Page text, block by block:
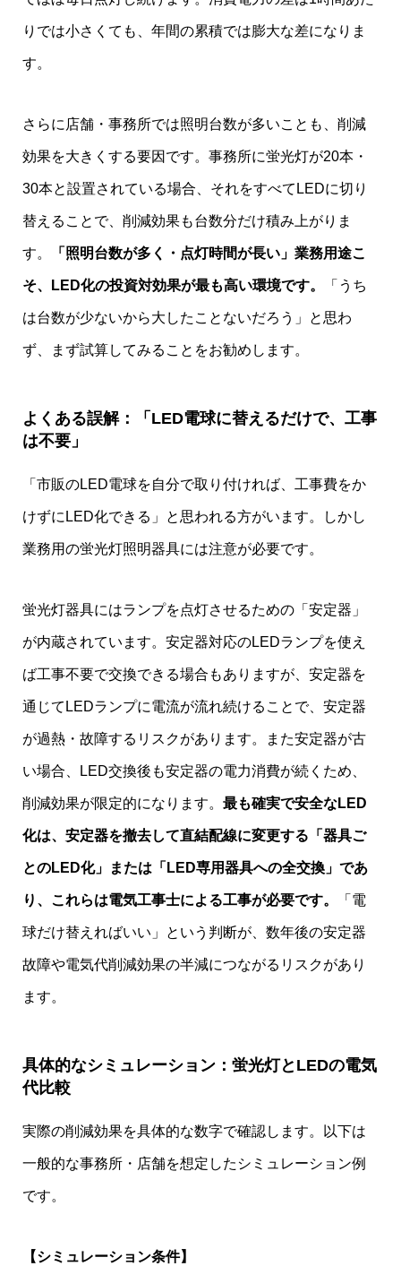
りでは小さくても、年間の累積では膨大な差になりま
す。
さらに店舗・事務所では照明台数が多いことも、削減
効果を大きくする要因です。事務所に蛍光灯が20本・
30本と設置されている場合、それをすべてLEDに切り
替えることで、削減効果も台数分だけ積み上がりま
す。 「照明台数が多く・点灯時間が長い」業務用途こ
そ、LED化の投資対効果が最も高い環境です。 「うち
は台数が少ないから大したことないだろう」と思わ
ず、まず試算してみることをお勧めします。
よくある誤解：「LED電球に替えるだけで、工事
は不要」
「市販のLED電球を自分で取り付ければ、工事費をか
けずにLED化できる」と思われる方がいます。しかし
業務用の蛍光灯照明器具には注意が必要です。
蛍光灯器具にはランプを点灯させるための「安定器」
が内蔵されています。安定器対応のLEDランプを使え
ば工事不要で交換できる場合もありますが、安定器を
通じてLEDランプに電流が流れ続けることで、安定器
が過熱・故障するリスクがあります。また安定器が古
い場合、LED交換後も安定器の電力消費が続くため、
削減効果が限定的になります。 最も確実で安全なLED
化は、安定器を撤去して直結配線に変更する「器具ご
とのLED化」または「LED専用器具への全交換」であ
り、これらは電気工事士による工事が必要です。 「電
球だけ替えればいい」という判断が、数年後の安定器
故障や電気代削減効果の半減につながるリスクがあり
ます。
具体的なシミュレーション：蛍光灯とLEDの電気
代比較
実際の削減効果を具体的な数字で確認します。以下は
一般的な事務所・店舗を想定したシミュレーション例
です。
【シミュレーション条件】